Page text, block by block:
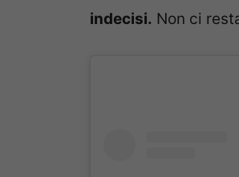
indecisi. Non ci